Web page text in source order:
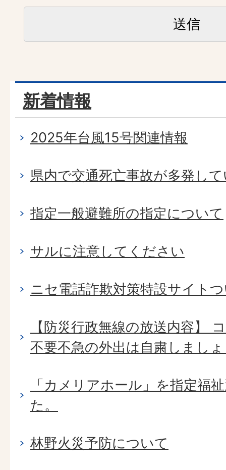
新着情報
2025年台風15号関連情報
県内で交通死亡事故が多発し
指定一般避難所の指定について
サルに注意してください
ニセ電話詐欺対策特設サイト
【防災行政無線の放送内容】
不要不急の外出は自粛しまし
「カメリアホール」を指定福
た。
林野火災予防について